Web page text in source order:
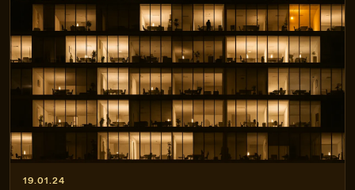
19.01.24